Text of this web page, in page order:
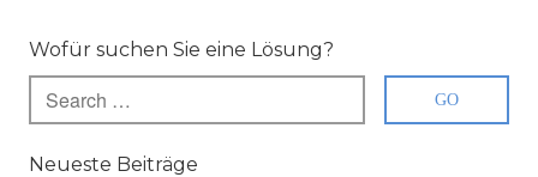
Wofür suchen Sie eine Lösung?
Neueste Beiträge